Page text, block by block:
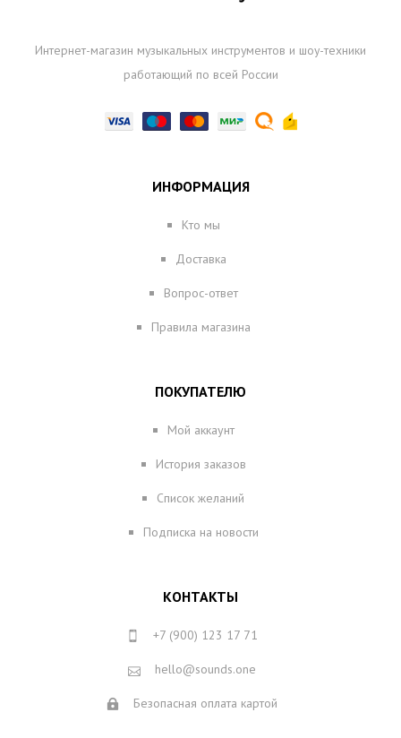
Интернет-магазин музыкальных инструментов и шоу-техники
работающий по всей России
ИНФОРМАЦИЯ
Кто мы
Доставка
Вопрос-ответ
Правила магазина
ПОКУПАТЕЛЮ
Мой аккаунт
История заказов
Список желаний
Подписка на новости
КОНТАКТЫ
+7 (900) 123 17 71
hello@sounds.one
Безопасная оплата картой